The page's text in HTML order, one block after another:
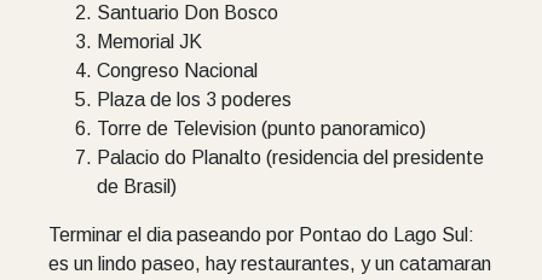
Santuario Don Bosco
Memorial JK
Congreso Nacional
Plaza de los 3 poderes
Torre de Television (punto panoramico)
Palacio do Planalto (residencia del presidente
de Brasil)
Terminar el dia paseando por Pontao do Lago Sul:
es un lindo paseo, hay restaurantes, y un catamaran